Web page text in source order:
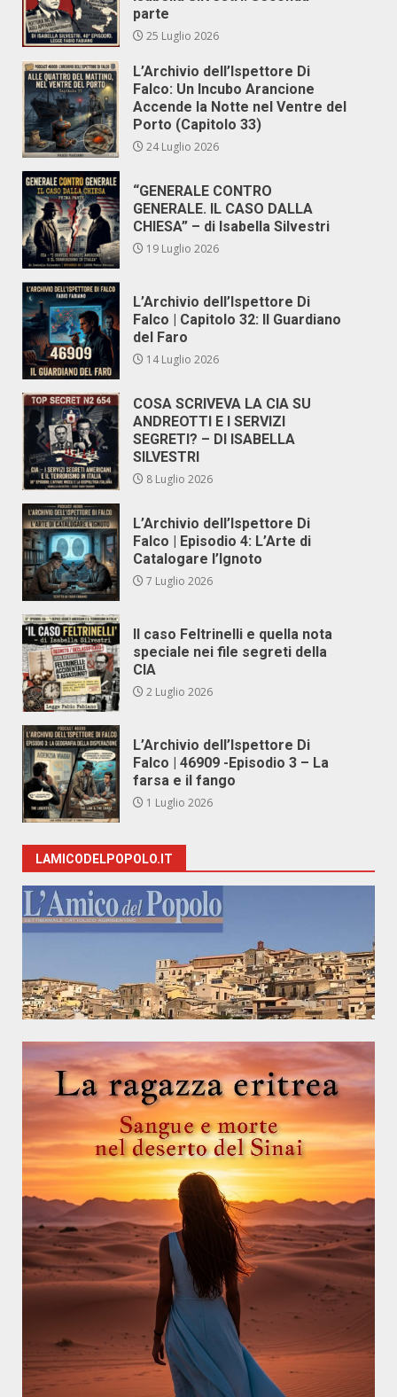
parte
25 Luglio 2026
L’Archivio dell’Ispettore Di
Falco: Un Incubo Arancione
Accende la Notte nel Ventre del
Porto (Capitolo 33)
24 Luglio 2026
“GENERALE CONTRO
GENERALE. IL CASO DALLA
CHIESA” – di Isabella Silvestri
19 Luglio 2026
L’Archivio dell’Ispettore Di
Falco | Capitolo 32: Il Guardiano
del Faro
14 Luglio 2026
COSA SCRIVEVA LA CIA SU
ANDREOTTI E I SERVIZI
SEGRETI? – DI ISABELLA
SILVESTRI
8 Luglio 2026
L’Archivio dell’Ispettore Di
Falco | Episodio 4: L’Arte di
Catalogare l’Ignoto
7 Luglio 2026
Il caso Feltrinelli e quella nota
speciale nei file segreti della
CIA
2 Luglio 2026
L’Archivio dell’Ispettore Di
Falco | 46909 -Episodio 3 – La
farsa e il fango
1 Luglio 2026
LAMICODELPOPOLO.IT